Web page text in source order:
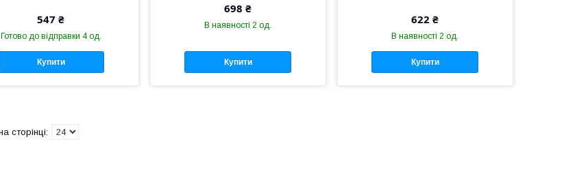
547 ₴
Готово до відправки 4 од.
Купити
698 ₴
В наявності 2 од.
Купити
622 ₴
В наявності 2 од.
Купити